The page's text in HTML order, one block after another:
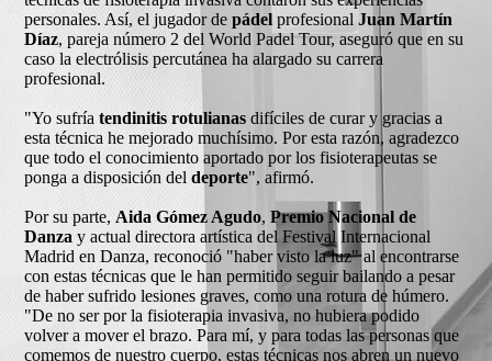
personales. Así, el jugador depádel profesionalJuan Martín
Díaz, pareja número 2 del World Padel Tour, aseguró que en su
caso la electrólisis percutánea ha alargado su carrera
profesional.
"Yo sufríatendinitis rotulianas difíciles de curar y gracias a
esta técnica he mejorado muchísimo. Por esta razón, agradezco
que todo el conocimiento aportado por los fisioterapeutas se
ponga a disposición deldeporte", afirmó.
Por su parte, Aida Gómez Agudo,Premio Nacional de
Danza y actual directora artística del Festival Internacional
Madrid en Danza, reconoció "haber visto la luz" al encontrarse
con estas técnicas que le han permitido seguir bailando a pesar
de haber sufrido lesiones graves, como una rotura de húmero.
"De no ser por la fisioterapia invasiva, no hubiera podido
volver a mover el brazo. Para mí, y para todas las personas que
comemos de nuestro cuerpo, estas técnicas nos abren un nuevo